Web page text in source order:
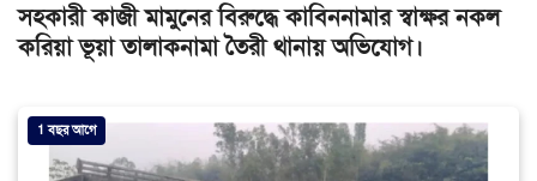
সহকারী কাজী মামুনের বিরুদ্ধে কাবিননামার স্বাক্ষর নকল
করিয়া ভূয়া তালাকনামা তৈরী থানায় অভিযোগ।
1 বছর আগে